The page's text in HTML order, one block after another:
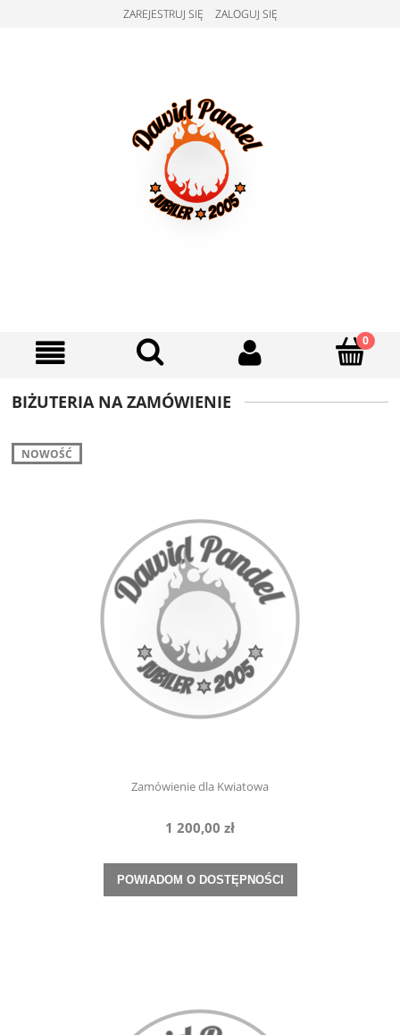
ZAREJESTRUJ SIĘ ZALOGUJ SIĘ
BIŻUTERIA NA ZAMÓWIENIE
Zamówienie dla Kwiatowa
1 200,00 zł
POWIADOM O DOSTĘPNOŚCI
NOWOŚĆ